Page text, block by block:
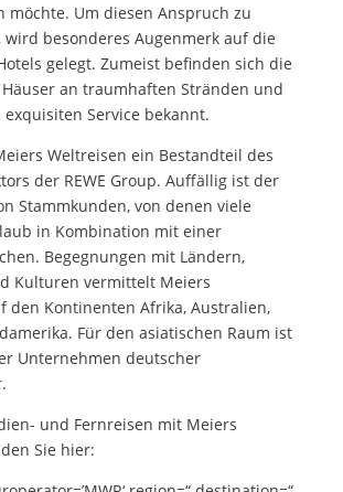
möchte. Um diesen Anspruch zu
besonderes Augenmerk auf die
gelegt. Zumeist befinden sich die
an traumhaften Stränden und
Service bekannt.
Weltreisen ein Bestandteil des
der REWE Group. Auffällig ist der
Stammkunden, von denen viele
in Kombination mit einer
Begegnungen mit Ländern,
Kulturen vermittelt Meiers
den Kontinenten Afrika, Australien,
Für den asiatischen Raum ist
Unternehmen deutscher
und Fernreisen mit Meiers
Sie hier: